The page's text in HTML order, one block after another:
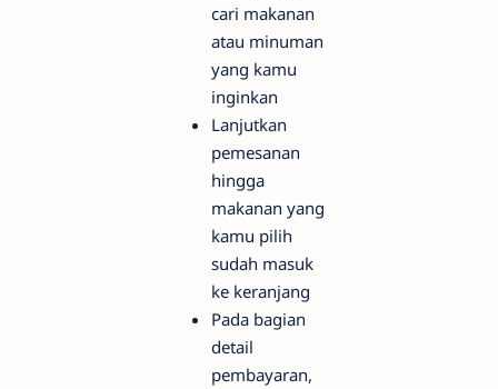
cari makanan
atau minuman
yang kamu
inginkan
Lanjutkan
pemesanan
hingga
makanan yang
kamu pilih
sudah masuk
ke keranjang
Pada bagian
detail
pembayaran,